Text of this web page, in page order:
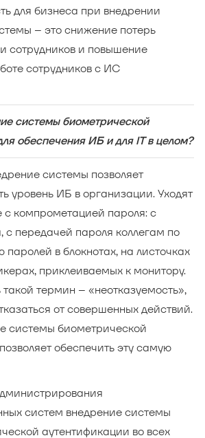
для бизнеса при внедрении
– это снижение потерь
сотрудников и повышение
сотрудников с ИС
системы биометрической
обеспечения ИБ и для IT в целом?
системы позволяет
уровень ИБ в организации. Уходят
с компрометацией пароля: с
с передачей пароля коллегам по
паролей в блокнотах, на листочках
приклеиваемых к монитору.
термин – «неотказуемость»,
от совершенных действий.
системы биометрической
обеспечить эту самую
систем внедрение системы
аутентификации во всех